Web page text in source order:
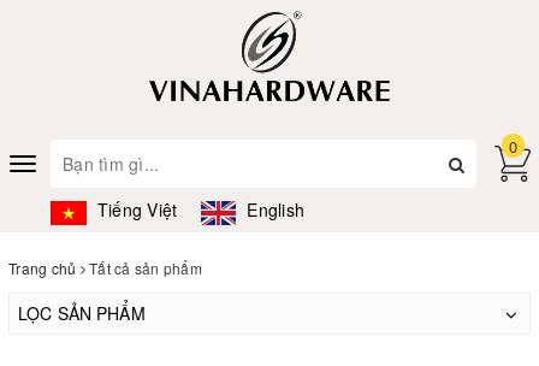
Toggle
navigation
Tiếng Việt English
0
Trang chủ Tất cả sản phẩm
LỌC SẢN PHẨM